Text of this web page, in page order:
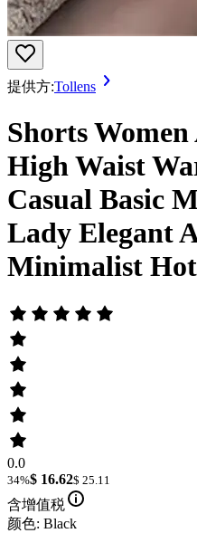
提供方:Tollens
Shorts
High Waist
Casual Basic
Lady Elegant
Minimalist
0.0
34%$ 16.62$ 25.11
含增值税
颜色: Black